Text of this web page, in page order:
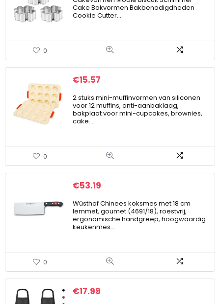
Cake Bakvormen Bakbenodigdheden
Cookie Cutter…
0
€15.57
2 stuks mini-muffinvormen van siliconen
voor 12 muffins, anti-aanbaklaag,
bakplaat voor mini-cupcakes, brownies,
cake…
0
€53.19
Wüsthof Chinees koksmes met 18 cm
lemmet, goumet (4691/18), roestvrij,
ergonomische handgreep, hoogwaardig
keukenmes…
0
€17.99